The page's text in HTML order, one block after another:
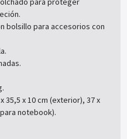
bolsillo para accesorios con
35,5 x 10 cm (exterior), 37 x
notebook).